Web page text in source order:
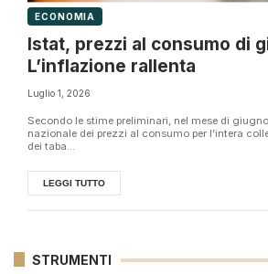
ECONOMIA
Istat, prezzi al consumo di
L’inflazione rallenta
Luglio 1, 2026
Secondo le stime preliminari, nel mese di
nazionale dei prezzi al consumo per l’intera
dei taba...
LEGGI TUTTO
STRUMENTI